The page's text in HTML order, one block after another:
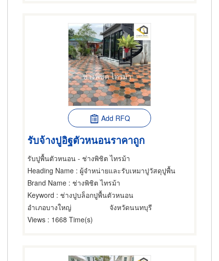
Add RFQ
รับจ้างปูอิฐตัวหนอนราคาถูก
รับปูพื้นตัวหนอน - ช่างพิชิต ไทรม้า
Heading Name : ผู้จำหน่ายและรับเหมาปูวัสดุปูพื้น
Brand Name : ช่างพิชิต ไทรม้า
Keyword : ช่างปูบล็อกปูพื้นตัวหนอน
อำเภอบางใหญ่
จังหวัดนนทบุรี
Views : 1668 Time(s)